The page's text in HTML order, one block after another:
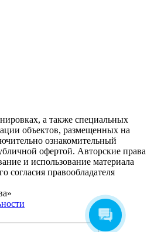
а также специальных
объектов, размещенных на
ознакомительный
офертой. Авторские права
и использование материала
согласия правообладателя